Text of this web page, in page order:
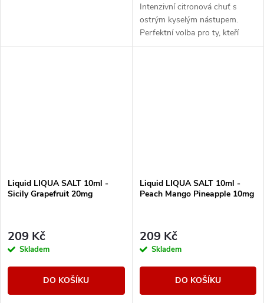
Intenzivní citronová chuť s
ostrým kyselým nástupem.
Perfektní volba pro ty, kteří
hledají citrusový říz.
Liquid LIQUA SALT 10ml -
Sicily Grapefruit 20mg
209 Kč
Skladem
DO KOŠÍKU
Liquid LIQUA SALT 10ml -
Peach Mango Pineapple 10mg
209 Kč
Skladem
DO KOŠÍKU